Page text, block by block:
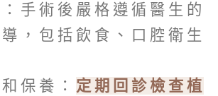
手術後嚴格遵循醫生的
，包括飲食、口腔衛生
保養： 定期回診檢查植